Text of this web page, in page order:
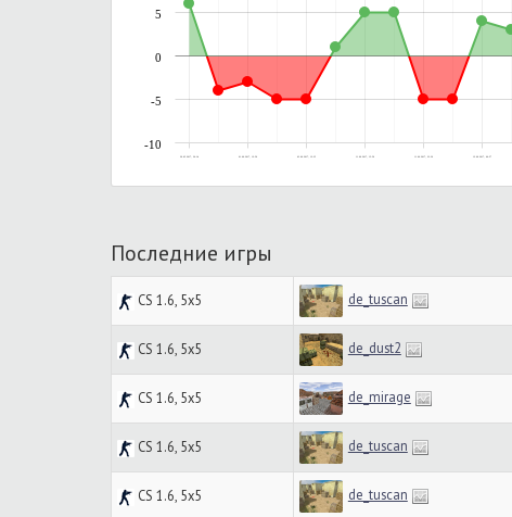
29.05.2017, 20:14 01.06.2017, 12:56 03.06.2017, 12:35 11.06.2017, 15:56 11.06.2017, 23:36 12.06.2017, 00:57
-10
-5
0
5
Последние игры
CS 1.6, 5x5 de_tuscan
CS 1.6, 5x5 de_dust2
CS 1.6, 5x5 de_mirage
CS 1.6, 5x5 de_tuscan
CS 1.6, 5x5 de_tuscan